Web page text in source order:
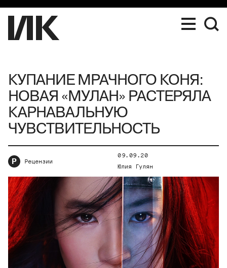
КУПАНИЕ МРАЧНОГО КОНЯ:
НОВАЯ «МУЛАН» РАСТЕРЯЛА
КАРНАВАЛЬНУЮ
ЧУВСТВИТЕЛЬНОСТЬ
Р Рецензии
09.09.20
Юлия Гулян